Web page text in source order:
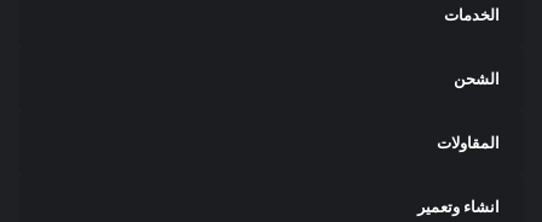
الخدمات
الشحن
المقاولات
انشاء وتعمير